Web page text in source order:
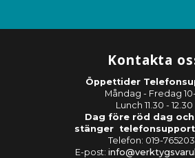
Kontakta
Öppettider
Måndag - Fredag
Lunch 11.30 - 12.30
Dag före röd dag
stänger
Telefon: 019-
E-post: